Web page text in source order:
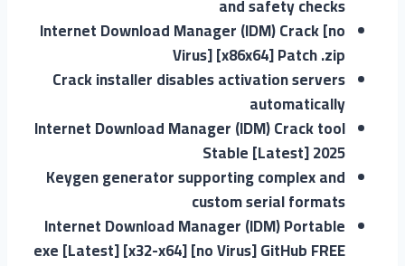
and safety checks
Internet Download Manager (IDM) Crack [no
Virus] [x86x64] Patch .zip
Crack installer disables activation servers
automatically
Internet Download Manager (IDM) Crack tool
Stable [Latest] 2025
Keygen generator supporting complex and
custom serial formats
Internet Download Manager (IDM) Portable
exe [Latest] [x32-x64] [no Virus] GitHub FREE